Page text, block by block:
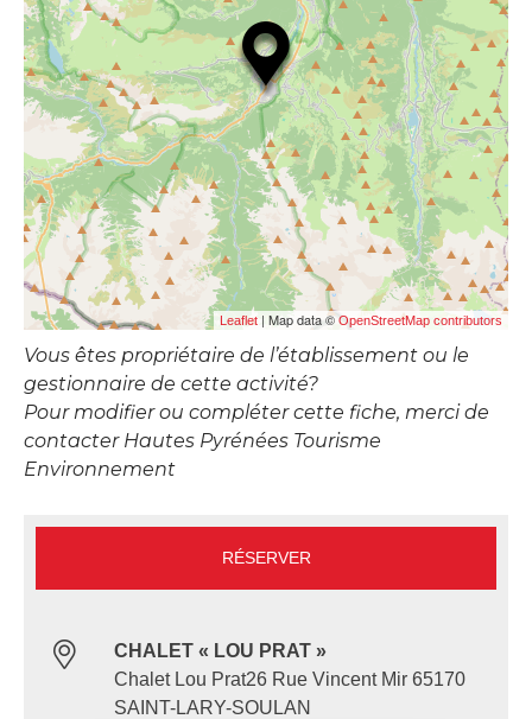
Leaflet | Map data ©OpenStreetMap contributors
Vous êtes propriétaire de l’établissement ou le
gestionnaire de cette activité?
Pour modifier ou compléter cette fiche, merci de
contacter Hautes Pyrénées Tourisme
Environnement
RÉSERVER
CHALET « LOU PRAT »
Chalet Lou Prat26 Rue Vincent Mir 65170
SAINT-LARY-SOULAN